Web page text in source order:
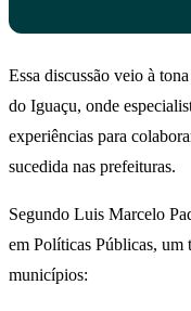
Essa discussão veio à
do Iguaçu, onde
experiências para
sucedida nas prefeituras.
Segundo Luis Marcelo
em Políticas Públicas, um
municípios: